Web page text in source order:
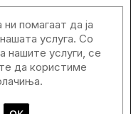
помагаат да ја
услуга. Со
нашите услуги, се
да користиме